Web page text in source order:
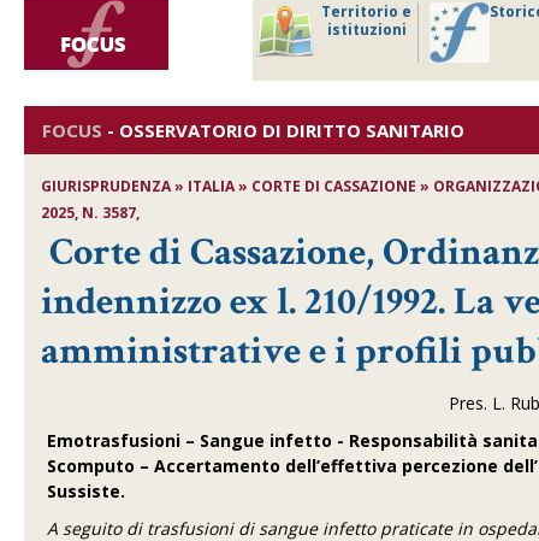
Territorio e
istituzioni
FOCUS - OSSERVATORIO DI DIRITTO SANITARIO
GIURISPRUDENZA » ITALIA » CORTE DI CASSAZIONE »
2025, N. 3587,
Corte di Cassazione,
indennizzo ex l. 210/1992. La
amministrative e i profili
Pres. L.
Emotrasfusioni – Sangue infetto - Responsabilità
Scomputo – Accertamento dell’effettiva percezione
Sussiste.
A seguito di trasfusioni di sangue infetto praticate in